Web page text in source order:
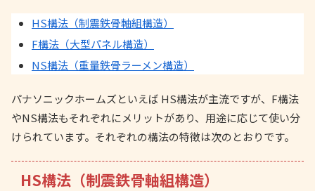
HS構法（制震鉄骨軸組構造）
F構法（大型パネル構造）
NS構法（重量鉄骨ラーメン構造）
パナソニックホームズといえば HS構法が主流ですが、F構法
やNS構法もそれぞれにメリットがあり、用途に応じて使い分
けられています。それぞれの構法の特徴は次のとおりです。
HS構法（制震鉄骨軸組構造）